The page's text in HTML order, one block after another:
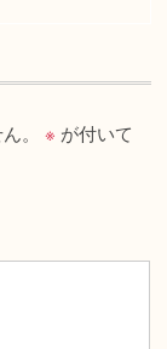
。 ※ が付いて